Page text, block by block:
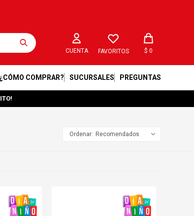
¿CÓMO COMPRAR? SUCURSALES PREGUNTAS
FAVORITOS $ 0
Recomendados